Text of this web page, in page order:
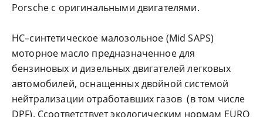
Porsche с оригинальными двигателями.
HC–синтетическое малозольное (Mid SAPS)
моторное масло предназначенное для
бензиновых и дизельных двигателей легковых
автомобилей, оснащенных двойной системой
нейтрализации отработавших газов (в том числе
DPF). Cсоответствует экологическим нормам EURO